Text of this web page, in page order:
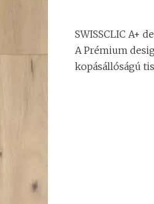
SWISSCLIC A+
A Prémium
kopásállóságú